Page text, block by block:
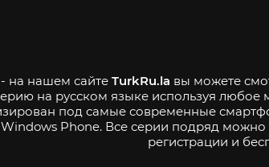
на нашем сайте TurkRu.la вы можете
на русском языке используя
под самые современные
Phone. Все серии подряд можно
регистрации и